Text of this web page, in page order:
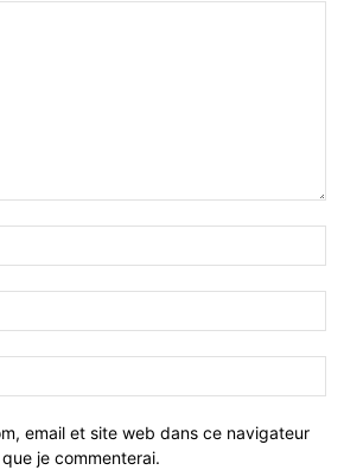
email et site web dans ce navigateur
je commenterai.